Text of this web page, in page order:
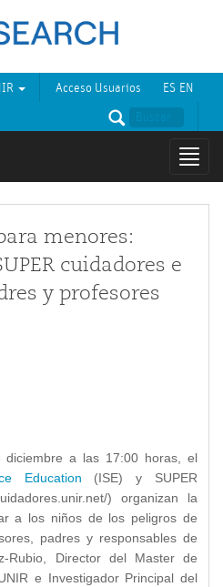
ES EN
Acceso Usuarios
menores:
cuidadores e
y profesores
diciembre a las 17:00 horas, el
Education (ISE) y SUPER
) organizan la
a los niños de los peligros de
padres y responsables de
Rubio, Director del Master de
e Investigador Principal del